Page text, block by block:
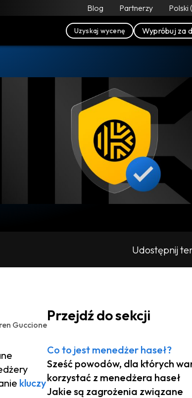
Blog Partnerzy Polski
Uzyskaj wycenę Wypróbuj za
Udostępnij
Guccione
kluczy
Przejdź do sekcji
Co to jest menedżer haseł?
Sześć powodów, dla których
korzystać z menedżera haseł
Jakie są zagrożenia związane